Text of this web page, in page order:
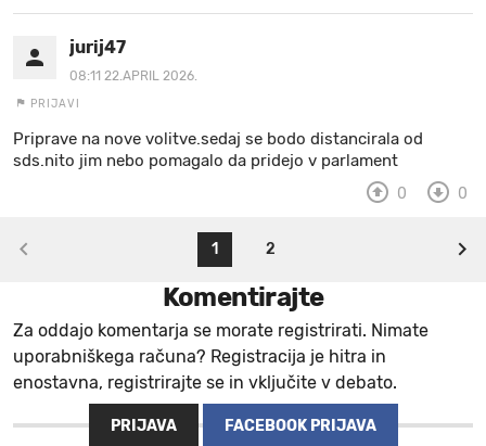
jurij47
08:11 22.APRIL 2026.
PRIJAVI
Priprave na nove volitve.sedaj se bodo distancirala od
sds.nito jim nebo pomagalo da pridejo v parlament
0 0
1 2
Komentirajte
Za oddajo komentarja se morate registrirati. Nimate
uporabniškega računa? Registracija je hitra in
enostavna, registrirajte se in vključite v debato.
PRIJAVA FACEBOOK PRIJAVA